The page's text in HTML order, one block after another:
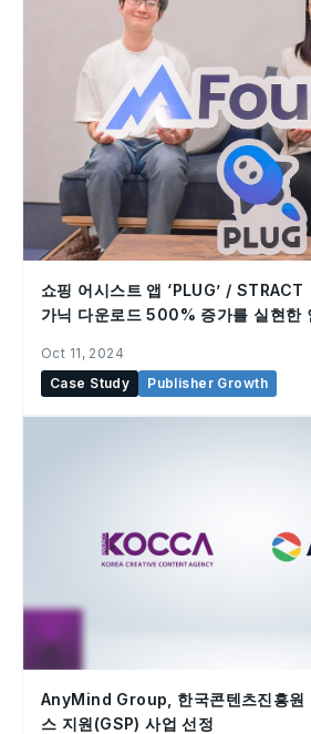
쇼핑 어시스트 앱 ‘PLUG’ /
가닉 다운로드 500% 증가를 실현한
Oct 11, 2024
Case Study
Publisher Growth
AnyMind Group, 한국콘텐츠진흥원
스 지원(GSP) 사업 선정